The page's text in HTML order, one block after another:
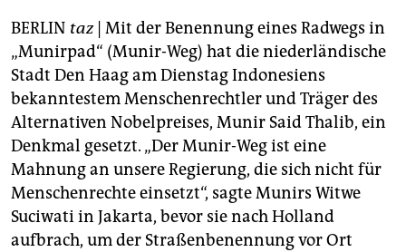
fragen & hilfe
unterstützen
abo
genossenschaft
epaper login
BERLIN taz| Mit der Benennung eines Radwegs in
„Munirpad“ (Munir-Weg) hat die niederländische
Stadt Den Haag am Dienstag Indonesiens
bekanntestem Menschenrechtler und Träger des
Alternativen Nobelpreises, Munir Said Thalib, ein
Denkmal gesetzt. „Der Munir-Weg ist eine
Mahnung an unsere Regierung, die sich nicht für
Menschenrechte einsetzt“, sagte Munirs Witwe
Suciwati in Jakarta, bevor sie nach Holland
aufbrach, um der Straßenbenennung vor Ort